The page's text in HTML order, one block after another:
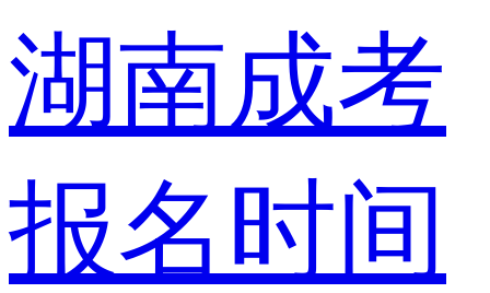
湖南成考
报名时间